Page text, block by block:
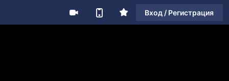
Вход / Регистрация